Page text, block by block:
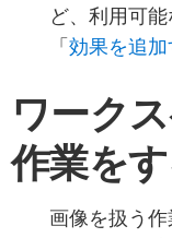
ど、利用可
「 効果を追加
ワーク
作業を
画像を扱う